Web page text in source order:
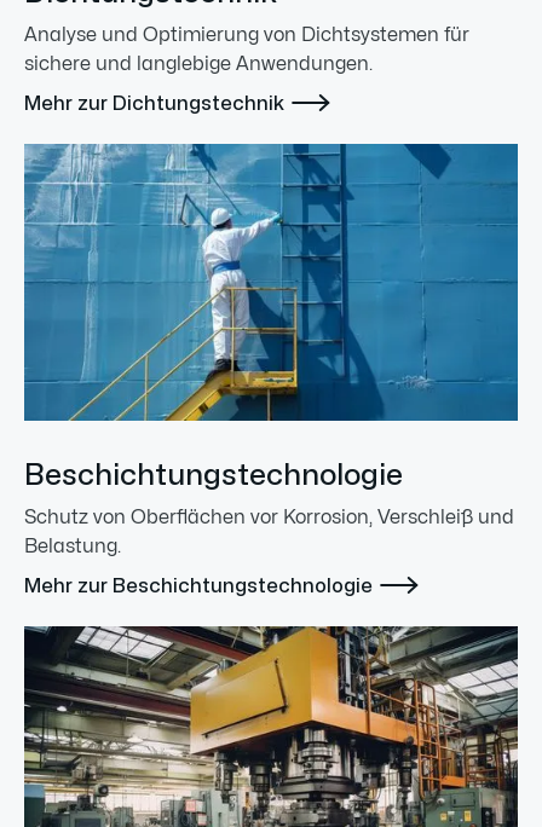
Analyse und Optimierung von Dichtsystemen für
sichere und langlebige Anwendungen.
Mehr zur Dichtungstechnik 
Beschichtungstechnologie
Schutz von Oberflächen vor Korrosion, Verschleiß und
Belastung.
Mehr zur Beschichtungstechnologie 